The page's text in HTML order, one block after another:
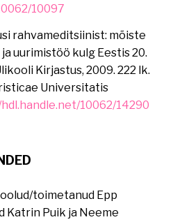
10097
rahvameditsiinist: mõiste
uurimistöö kulg Eestis 20.
Kirjastus, 2009. 222 lk.
Universitatis
10062/14290
toimetanud Epp
Katrin Puik ja Neeme